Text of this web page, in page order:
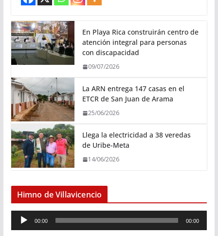
En Playa Rica construirán centro de
atención integral para personas
con discapacidad
09/07/2026
La ARN entrega 147 casas en el
ETCR de San Juan de Arama
25/06/2026
Llega la electricidad a 38 veredas
de Uribe-Meta
14/06/2026
Himno de Villavicencio
e
00:00 00:00